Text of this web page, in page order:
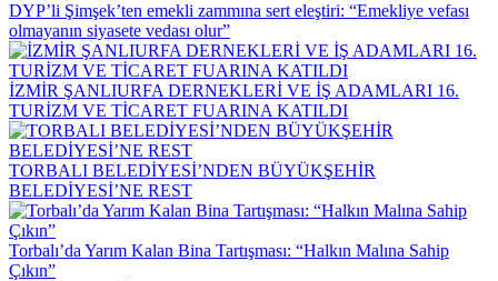
DYP’li Şimşek’ten emekli zammına sert eleştiri: “Emekliye vefası
olmayanın siyasete vedası olur”
İZMİR ŞANLIURFA DERNEKLERİ VE İŞ ADAMLARI 16.
TURİZM VE TİCARET FUARINA KATILDI
TORBALI BELEDİYESİ’NDEN BÜYÜKŞEHİR
BELEDİYESİ’NE REST
Torbalı’da Yarım Kalan Bina Tartışması: “Halkın Malına Sahip
Çıkın”